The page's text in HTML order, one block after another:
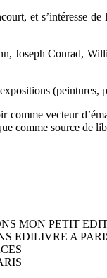
et s’intéresse
Joseph Conrad,
(peintures,
vecteur
comme source de
MON PETIT
EDILIVRE A